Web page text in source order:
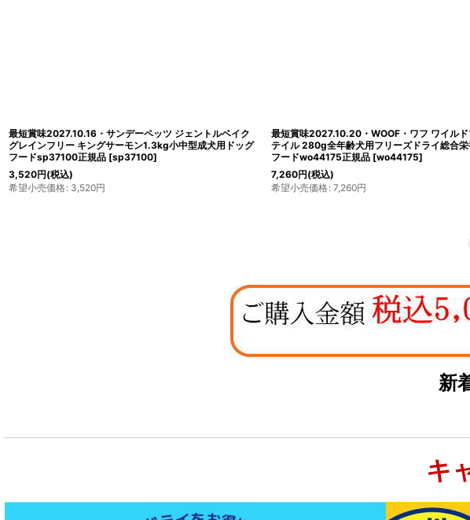
最短賞味2027.10.14・フィッシュ4ドッグ スーペリア アダ
ルト 小粒 6kg大袋ドッグフードFISH4DOGS正規品
f426625 [f426625]
16,500円(税込)
希望小売価格: 16,500円
1.5kg×4個対応・最短賞味2027.5.21・トライ
シュサーモン （スリムキブル）5kg 成犬用ド
ードTRIBAL正規品tr12998 [tr12998
16,500円(税込)
新
キ